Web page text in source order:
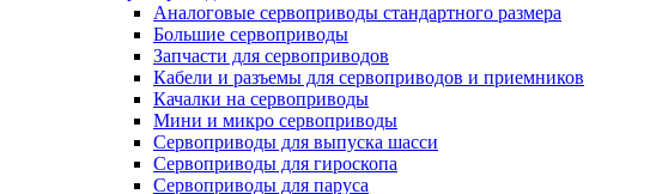
Аналоговые сервоприводы стандартного размера
Большие сервоприводы
Запчасти для сервоприводов
Кабели и разъемы для сервоприводов и приемников
Качалки на сервоприводы
Мини и микро сервоприводы
Сервоприводы для выпуска шасси
Сервоприводы для гироскопа
Сервоприводы для паруса